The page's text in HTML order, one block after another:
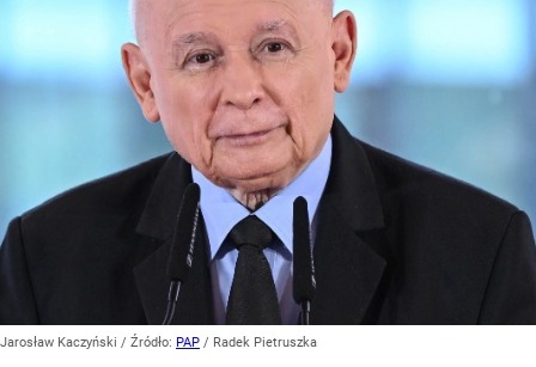
Jarosław Kaczyński / Źródło: PAP / Radek Pietruszka